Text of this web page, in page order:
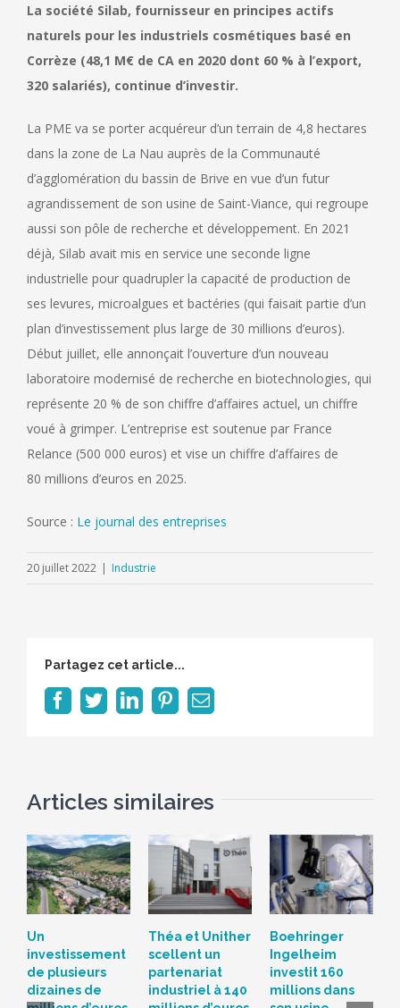
La société Silab, fournisseur en principes actifs
naturels pour les industriels cosmétiques basé en
Corrèze (48,1 M€ de CA en 2020 dont 60 % à l’export,
320 salariés), continue d’investir.
La PME va se porter acquéreur d’un terrain de 4,8 hectares
dans la zone de La Nau auprès de la Communauté
d’agglomération du bassin de Brive en vue d’un futur
agrandissement de son usine de Saint-Viance, qui regroupe
aussi son pôle de recherche et développement. En 2021
déjà, Silab avait mis en service une seconde ligne
industrielle pour quadrupler la capacité de production de
ses levures, microalgues et bactéries (qui faisait partie d’un
plan d’investissement plus large de 30 millions d’euros).
Début juillet, elle annonçait l’ouverture d’un nouveau
laboratoire modernisé de recherche en biotechnologies, qui
représente 20 % de son chiffre d’affaires actuel, un chiffre
voué à grimper. L’entreprise est soutenue par France
Relance (500 000 euros) et vise un chiffre d’affaires de
80 millions d’euros en 2025.
Source : Le journal des entreprises
20 juillet 2022 | Industrie
Partagez cet article...
Facebook
TwitterLinkedInPinterest
Email
Articles similaires
Un
investissement
de plusieurs
dizaines de
Théa et Unither
scellent un
partenariat
industriel à 140
Boehringer
Ingelheim
investit 160
millions dans